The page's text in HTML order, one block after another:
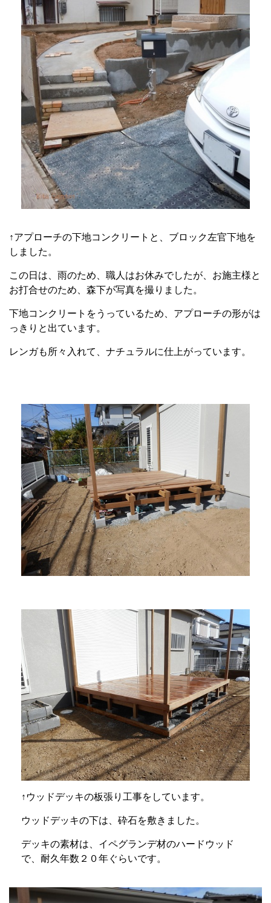
↑アプローチの下地コンクリートと、ブロック左官下地を
しました。
この日は、雨のため、職人はお休みでしたが、お施主様と
お打合せのため、森下が写真を撮りました。
下地コンクリートをうっているため、アプローチの形がは
っきりと出ています。
レンガも所々入れて、ナチュラルに仕上がっています。
↑ウッドデッキの板張り工事をしています。
ウッドデッキの下は、砕石を敷きました。
デッキの素材は、イペグランデ材のハードウッド
で、耐久年数２０年ぐらいです。